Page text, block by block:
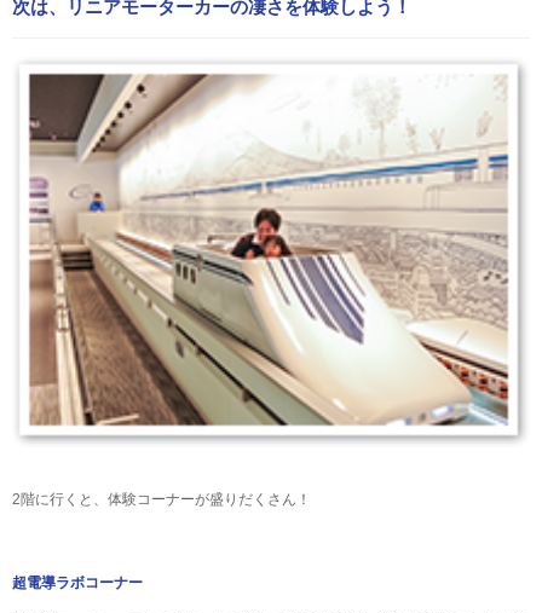
次は、リニアモーターカーの凄さを体験しよう！
2階に行くと、体験コーナーが盛りだくさん！
超電導ラボコーナー